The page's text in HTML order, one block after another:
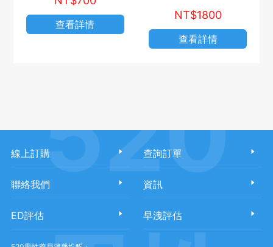
查看詳情
NT$1800
查看詳情
線上訂購 查詢訂單
聯絡我們 資訊
ED評估 早洩評估
520